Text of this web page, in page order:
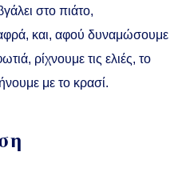
στο πιάτο,
και, αφού δυναμώσουμε
ρίχνουμε τις ελιές, το
με το κρασί.